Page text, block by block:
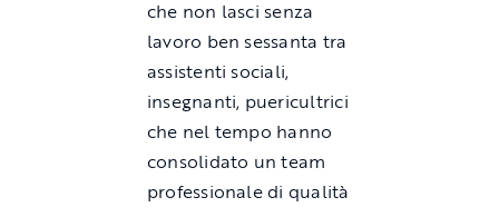
che non lasci senza
lavoro ben sessanta tra
assistenti sociali,
insegnanti, puericultrici
che nel tempo hanno
consolidato un team
professionale di qualità